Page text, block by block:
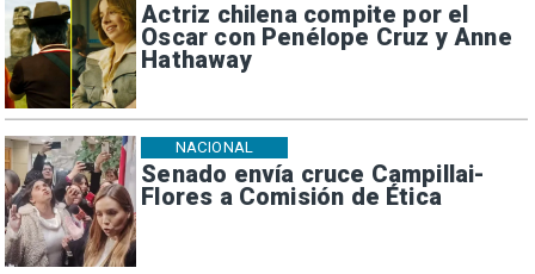
Actriz chilena compite por el
Oscar con Penélope Cruz y Anne
Hathaway
Senado envía cruce Campillai-
Flores a Comisión de Ética
NACIONAL